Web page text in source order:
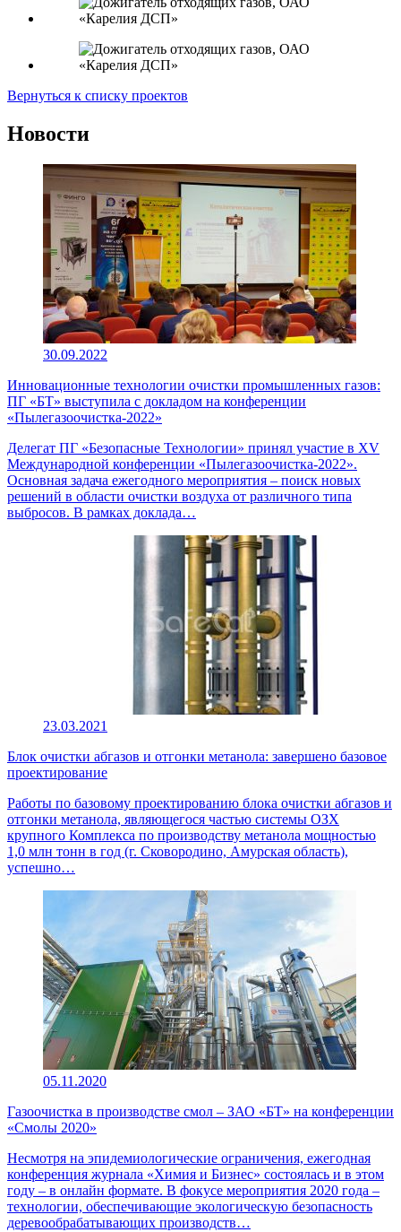
Вернуться к списку проектов
Новости
30.09.2022
Инновационные технологии очистки промышленных газов:
ПГ «БТ» выступила с докладом на конференции
«Пылегазоочистка-2022»
Делегат ПГ «Безопасные Технологии» принял участие в XV
Международной конференции «Пылегазоочистка-2022».
Основная задача ежегодного мероприятия – поиск новых
решений в области очистки воздуха от различного типа
выбросов. В рамках доклада…
23.03.2021
Блок очистки абгазов и отгонки метанола: завершено базовое
проектирование
Работы по базовому проектированию блока очистки абгазов и
отгонки метанола, являющегося частью системы ОЗХ
крупного Комплекса по производству метанола мощностью
1,0 млн тонн в год (г. Сковородино, Амурская область),
успешно…
05.11.2020
Газоочистка в производстве смол – ЗАО «БТ» на конференции
«Смолы 2020»
Несмотря на эпидемиологические ограничения, ежегодная
конференция журнала «Химия и Бизнес» состоялась и в этом
году – в онлайн формате. В фокусе мероприятия 2020 года –
технологии, обеспечивающие экологическую безопасность
деревообрабатывающих производств…